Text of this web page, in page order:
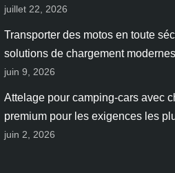
juillet 22, 2026
Transporter des motos en toute
solutions de chargement
juin 9, 2026
Attelage pour camping-cars avec
premium pour les exigences les
juin 2, 2026